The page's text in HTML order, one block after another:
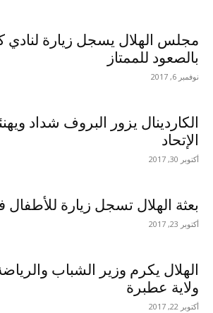
مجلس الهلال يسجل زيارة لنادي
بالصعود للممتاز
نوفمبر 6, 2017
الكاردينال يزور البروف شداد
الإتحاد
أكتوبر 30, 2017
بعثة الهلال تسجل زيارة للأطفال
أكتوبر 23, 2017
الهلال يكرم وزير الشباب
ولاية عطبرة
أكتوبر 22, 2017